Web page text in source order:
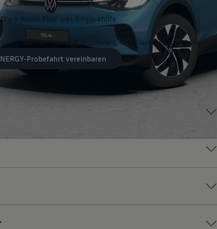
Assist Plus" inkl. Einparkhilfe
"Hamar" 8 J x 19 in Schwarz, Oberfläche glanzgedreht
Probefahrt vereinbaren